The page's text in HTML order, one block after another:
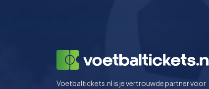
Voetbaltickets.nl is je vertrouwde partner voor